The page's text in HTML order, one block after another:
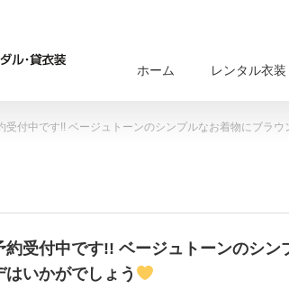
ホーム レンタル衣装
受付中です!! ベージュトーンのシンプルなお着物にブラ
約受付中です!! ベージュトーンのシン
いかがでしょう